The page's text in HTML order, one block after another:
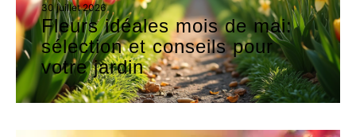
30 juillet 2026
Fleurs idéales mois de mai:
sélection et conseils pour
votre jardin